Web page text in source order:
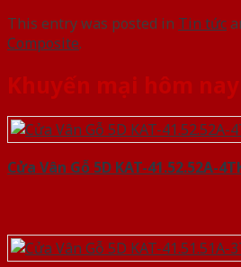
This entry was posted in Tin tức
Composite.
Khuyến mại hôm nay
Cửa Vân Gỗ 5D KAT-41.52.52A-